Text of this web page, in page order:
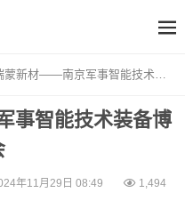
新材——南京军事智能技术装备博览会
事智能技术装备博
年11月29日 08:49 1,494